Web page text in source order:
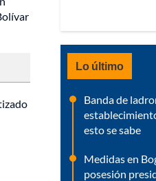
Lo último
Banda de
esto se sabe
Medidas en
posesión